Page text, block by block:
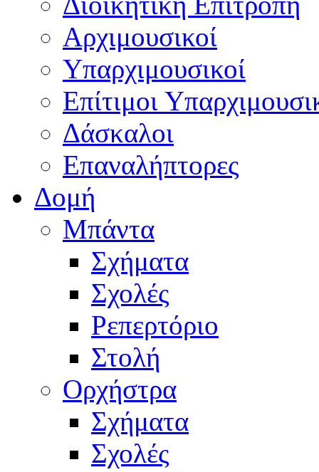
Aρχιμουσικοί
Υπαρχιμουσικοί
Επίτιμοι
Δάσκαλοι
Επαναλήπτορες
Δομή
Μπάντα
Σχήματα
Σχολές
Ρεπερτόριο
Στολή
Ορχήστρα
Σχήματα
Σχολές